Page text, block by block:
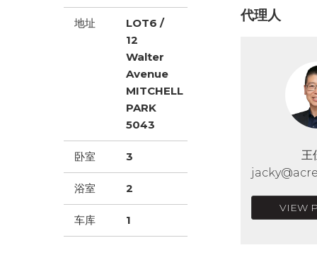
地址
LOT6 /
12
Walter
Avenue
MITCHELL
PARK
5043
卧室 3
浴室 2
车库 1
代理人
王
VIEW